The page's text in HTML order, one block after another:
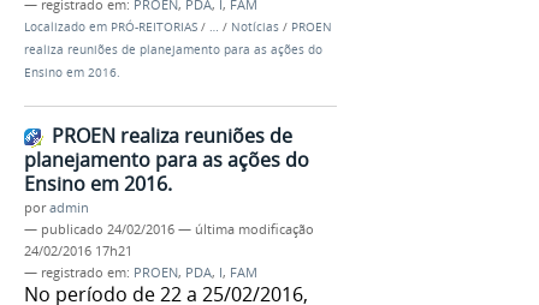
— registrado em: PROEN, PDA, I, FAM
Localizado em PRÓ-REITORIAS / / Notícias / PROEN
realiza reuniões de planejamento para as ações do
Ensino em 2016.
PROEN realiza reuniões de
planejamento para as ações do
Ensino em 2016.
poradmin
— publicado 24/02/2016 — última modificação
24/02/2016 17h21
— registrado em: PROEN, PDA, I, FAM
No período de 22 a 25/02/2016,